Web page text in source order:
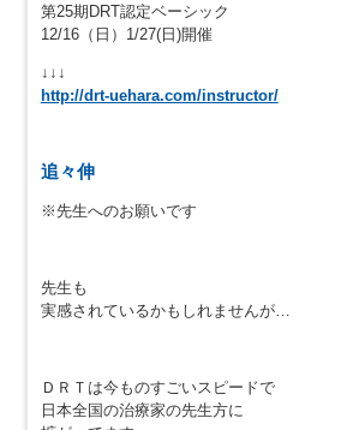
第25期DRT認定ベーシック
12/16（日）1/27(日)開催
↓↓↓
http://drt-uehara.com/instructor/
追々伸
※先生へのお願いです
先生も
実感されているかもしれませんが…
ＤＲＴは今ものすごいスピードで
日本全国の治療家の先生方に